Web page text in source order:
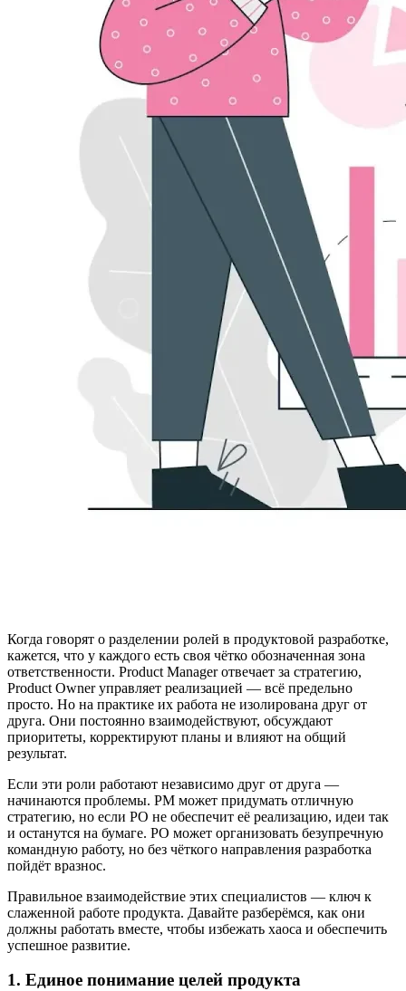
Когда говорят о разделении ролей в продуктовой разработке,
кажется, что у каждого есть своя чётко обозначенная зона
ответственности. Product Manager отвечает за стратегию,
Product Owner управляет реализацией — всё предельно
просто. Но на практике их работа не изолирована друг от
друга. Они постоянно взаимодействуют, обсуждают
приоритеты, корректируют планы и влияют на общий
результат.
Если эти роли работают независимо друг от друга —
начинаются проблемы. PM может придумать отличную
стратегию, но если PO не обеспечит её реализацию, идеи так
и останутся на бумаге. PO может организовать безупречную
командную работу, но без чёткого направления разработка
пойдёт вразнос.
Правильное взаимодействие этих специалистов — ключ к
слаженной работе продукта. Давайте разберёмся, как они
должны работать вместе, чтобы избежать хаоса и обеспечить
успешное развитие.
1. Единое понимание целей продукта